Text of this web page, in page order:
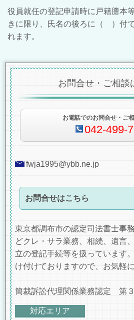
役員就任の登記申請時に戸籍謄本
きに限り、氏名の後ろに（ ）付
れます。
お問合せ・ご相談
お電話でのお問合せ・ご
042-499-
fwja1995@ybb.ne.jp
お問合せはこちら
東京都調布市の認定司法書士事
どクレ・サラ業務、相続、遺言
立の登記手続等を扱っています
け付けておりますので、お気軽に
簡裁訴訟代理関係業務認定 第
対応エリア